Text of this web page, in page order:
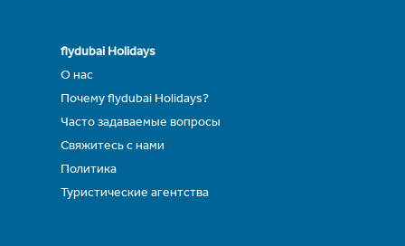
flydubai Holidays
О нас
Почему flydubai Holidays?
Часто задаваемые вопросы
Свяжитесь с нами
Политика
Туристические агентства